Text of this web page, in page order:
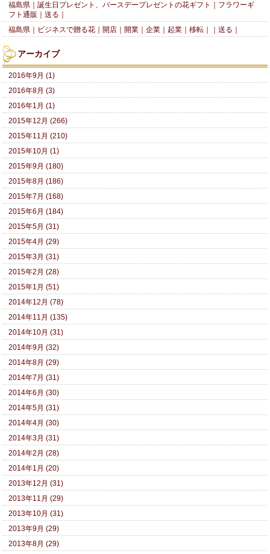
福島県｜誕生日プレゼント、バースデープレゼントの花ギフト｜フラワーギ
フト通販｜送る｜
福島県｜ビジネスで贈る花｜開店｜開業｜企業｜起業｜移転｜｜送る｜
アーカイブ
2016年9月 (1)
2016年8月 (3)
2016年1月 (1)
2015年12月 (266)
2015年11月 (210)
2015年10月 (1)
2015年9月 (180)
2015年8月 (186)
2015年7月 (168)
2015年6月 (184)
2015年5月 (31)
2015年4月 (29)
2015年3月 (31)
2015年2月 (28)
2015年1月 (51)
2014年12月 (78)
2014年11月 (135)
2014年10月 (31)
2014年9月 (32)
2014年8月 (29)
2014年7月 (31)
2014年6月 (30)
2014年5月 (31)
2014年4月 (30)
2014年3月 (31)
2014年2月 (28)
2014年1月 (20)
2013年12月 (31)
2013年11月 (29)
2013年10月 (31)
2013年9月 (29)
2013年8月 (29)